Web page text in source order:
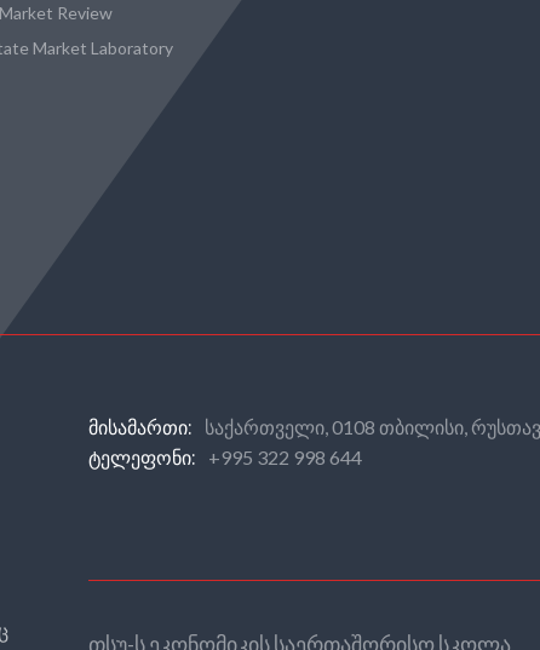
Review
Market Laboratory
ᲛᲘᲡᲐᲛᲐᲠᲗᲘ:
საქართველი, 0108 თბილისი,
ᲢᲔᲚᲔᲤᲝᲜᲘ:
+995 322 998 644
თსუ-ს ეკონომიკის საერთაშორისო სკოლა